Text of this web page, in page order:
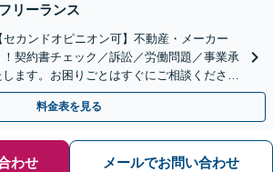
リーランス
セカンドオピニオン可】不動産・メーカー
契約書チェック／訴訟／労働問題／事業承
ます。お困りごとはすぐにご相談ください
休日対応可】【肥後橋駅2分】
料金表を見る
わせ メールでお問い合わせ